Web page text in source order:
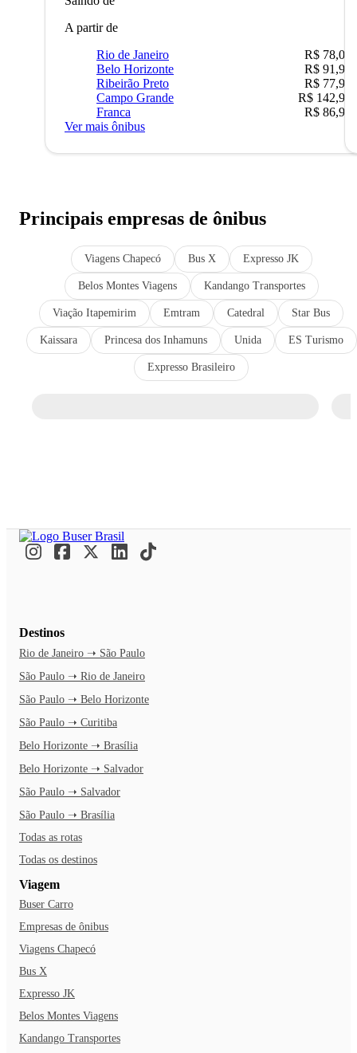
A partir de
Rio de Janeiro
R$ 78,02
Belo Horizonte
R$ 91,90
Ribeirão Preto
R$ 77,90
Campo Grande
R$ 142,90
Franca
R$ 86,90
Ver mais ônibus
Principais empresas de ônibus
Viagens Chapecó Bus X Expresso JK
Belos Montes Viagens Kandango Transportes
Viação Itapemirim Emtram Catedral Star Bus
Kaissara Princesa dos Inhamuns Unida ES Turismo
Expresso Brasileiro
Destinos
Rio de Janeiro ➝ São Paulo
São Paulo ➝ Rio de Janeiro
São Paulo ➝ Belo Horizonte
São Paulo ➝ Curitiba
Belo Horizonte ➝ Brasília
Belo Horizonte ➝ Salvador
São Paulo ➝ Salvador
São Paulo ➝ Brasília
Todas as rotas
Todas os destinos
Viagem
Buser Carro
Empresas de ônibus
Viagens Chapecó
Bus X
Expresso JK
Belos Montes Viagens
Kandango Transportes